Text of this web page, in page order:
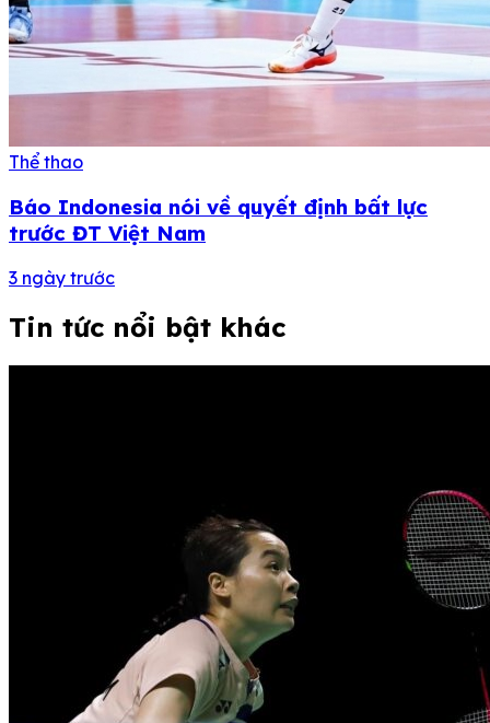
Thể thao
Báo Indonesia nói về quyết định bất lực
trước ĐT Việt Nam
3 ngày trước
Tin tức nổi bật khác